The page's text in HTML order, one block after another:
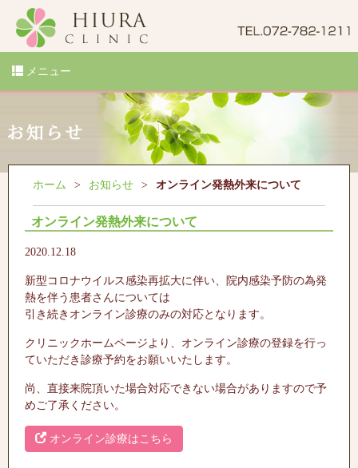
メニュー
ホーム お知らせ オンライン発熱外来について
オンライン発熱外来について
2020.12.18
新型コロナウイルス感染再拡大に伴い、院内感染予防の為発
熱を伴う患者さんについては
引き続きオンライン診療のみの対応となります。
クリニックホームページより、オンライン診療の登録を行っ
ていただき診療予約をお願いいたします。
尚、直接来院頂いた場合対応できない場合がありますので予
めご了承ください。
オンライン診療はこちら